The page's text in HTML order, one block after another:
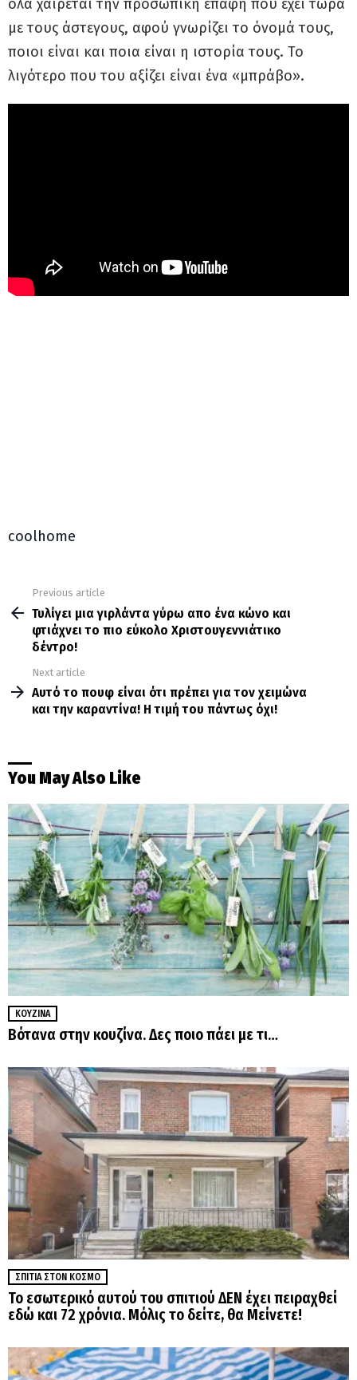
όλα χαίρεται την προσωπική επαφή που έχει τώρα
με τους άστεγους, αφού γνωρίζει το όνομά τους,
ποιοι είναι και ποια είναι η ιστορία τους. Το
λιγότερο που του αξίζει είναι ένα «μπράβο».
coolhome
more
Previous article
Τυλίγει μια γιρλάντα γύρω απο ένα κώνο και
φτιάχνει το πιο εύκολο Χριστουγεννιάτικο
δέντρο!
Next article
Αυτό το πουφ είναι ότι πρέπει για τον χειμώνα
και την καραντίνα! Η τιμή του πάντως όχι!
You May Also Like
ΚΟΥΖΊΝΑ
Βότανα στην κουζίνα. Δες ποιο πάει με τι…
ΣΠΊΤΙΑ ΣΤΟΝ ΚΌΣΜΟ
Το εσωτερικό αυτού του σπιτιού ΔΕΝ έχει πειραχθεί
εδώ και 72 χρόνια. Μόλις το δείτε, θα Μείνετε!